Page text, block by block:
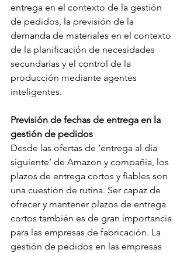
entrega en el contexto de la gestión
de pedidos, la previsión de la
demanda de materiales en el contexto
de la planificación de necesidades
secundarias y el control de la
producción mediante agentes
inteligentes.
Previsión de fechas de entrega en la
gestión de pedidos
Desde las ofertas de ‘entrega al día
siguiente’ de Amazon y compañía, los
plazos de entrega cortos y fiables son
una cuestión de rutina. Ser capaz de
ofrecer y mantener plazos de entrega
cortos también es de gran importancia
para las empresas de fabricación. La
gestión de pedidos en las empresas